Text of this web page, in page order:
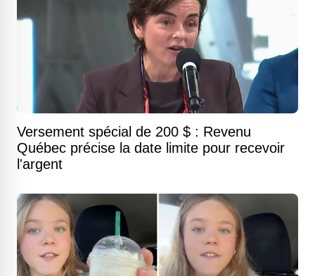
Versement spécial de 200 $ : Revenu
Québec précise la date limite pour recevoir
l'argent